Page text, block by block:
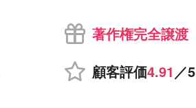
著作権完全譲渡
顧客評価4.91 ／5